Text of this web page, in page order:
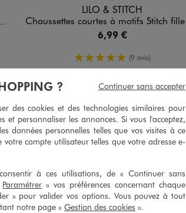
LILO & STITCH
Chaussettes courtes à motifs Stitch fille (lot de 3) - Disney
6,99 €
5/5 de moyenne
(9 avis)
?
des cookies et des technologies similaires pour
personnaliser les annonces. Si vous l'acceptez,
données personnelles telles que vos visites à ce
votre compte utilisateur telles que votre adresse e-
à ces utilisations, de « Continuer sans
Paramétrer » vos préférences concernant chaque
» pour valider vos options. Vous pouvez à tout
notre page « Gestion des cookies ».
Continuer sans accepter